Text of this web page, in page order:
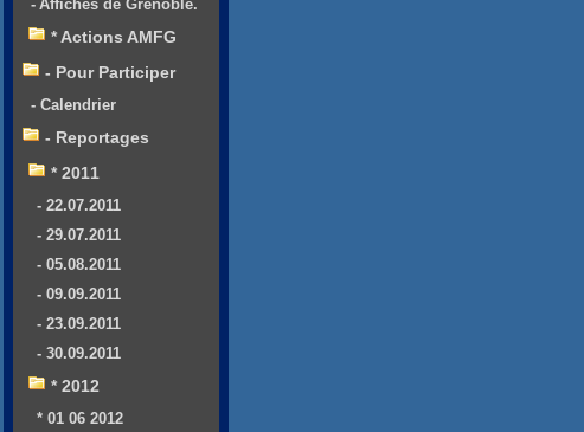
- Affiches de Grenoble.
* Actions AMFG
- Pour Participer
- Calendrier
- Reportages
* 2011
- 22.07.2011
- 29.07.2011
- 05.08.2011
- 09.09.2011
- 23.09.2011
- 30.09.2011
* 2012
* 01 06 2012